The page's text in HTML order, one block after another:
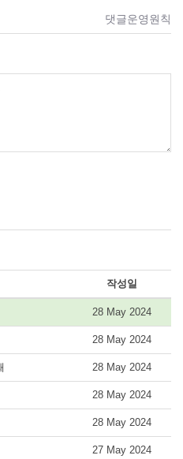
댓글운영원칙
작성일
28 May 2024
28 May 2024
28 May 2024
28 May 2024
28 May 2024
27 May 2024